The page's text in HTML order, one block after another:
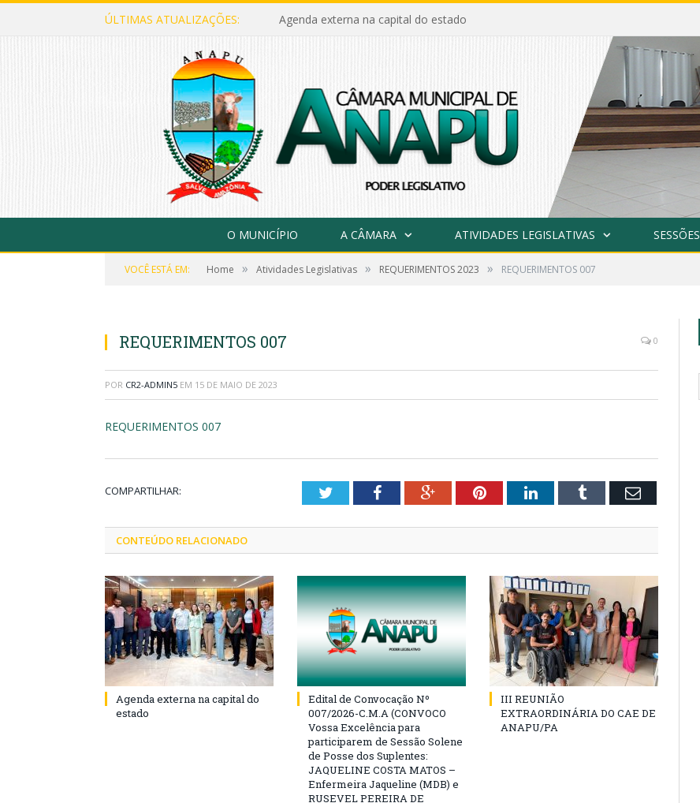
ÚLTIMAS ATUALIZAÇÕES: Agenda externa na capital do estado
O MUNICÍPIO A CÂMARA ATIVIDADES LEGISLATIVAS SESSÕES
VOCÊ ESTÁ EM: Home » Atividades Legislativas » REQUERIMENTOS 2023 » REQUERIMENTOS 007
REQUERIMENTOS 007 0
POR CR2-ADMIN5 EM 15 DE MAIO DE 2023
REQUERIMENTOS 007
COMPARTILHAR: TwitterFacebookGoogle+PinterestLinkedInTumblr Email
CONTEÚDO RELACIONADO
Agenda externa na capital do
estado
Edital de Convocação Nº
007/2026-C.M.A (CONVOCO
Vossa Excelência para
participarem de Sessão Solene
de Posse dos Suplentes:
JAQUELINE COSTA MATOS –
Enfermeira Jaqueline (MDB) e
RUSEVEL PEREIRA DE
III REUNIÃO
EXTRAORDINÁRIA DO CAE DE
ANAPU/PA